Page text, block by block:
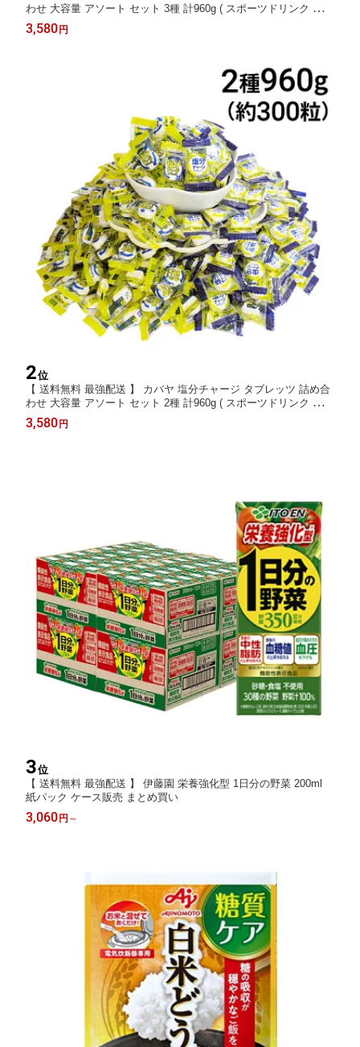
わせ 大容量 アソート セット 3種 計960g ( スポーツドリンク 塩レ
モン 梅 )
3,580円
2位
【 送料無料 最強配送 】 カバヤ 塩分チャージ タブレッツ 詰め合
わせ 大容量 アソート セット 2種 計960g ( スポーツドリンク 塩レ
モン )
3,580円
3位
【 送料無料 最強配送 】 伊藤園 栄養強化型 1日分の野菜 200ml
紙パック ケース販売 まとめ買い
3,060円 ～